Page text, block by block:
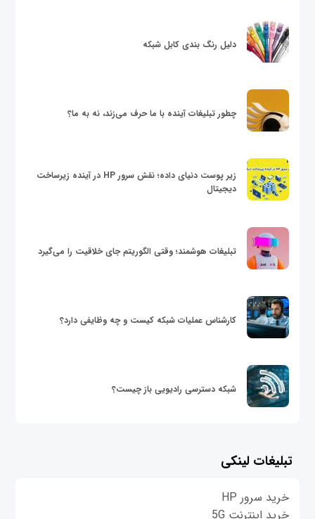
دلیل رنگ بندی کابل شبکه
چطور تبلیغات آینده با ما حرف می‌زند، نه به ما؟
زیر پوست دنیای داده؛ نقش سرور HP در آینده زیرساخت
دیجیتال
تبلیغات هوشمند؛ وقتی الگوریتم جای خلاقیت را می‌گیرد
کارشناس عملیات شبکه کیست و چه وظایفی دارد؟
شبکه دسترسی رادیویی باز چیست؟
تبلیغات لینکی
خرید سرور HP
خرید اینترنت 5G